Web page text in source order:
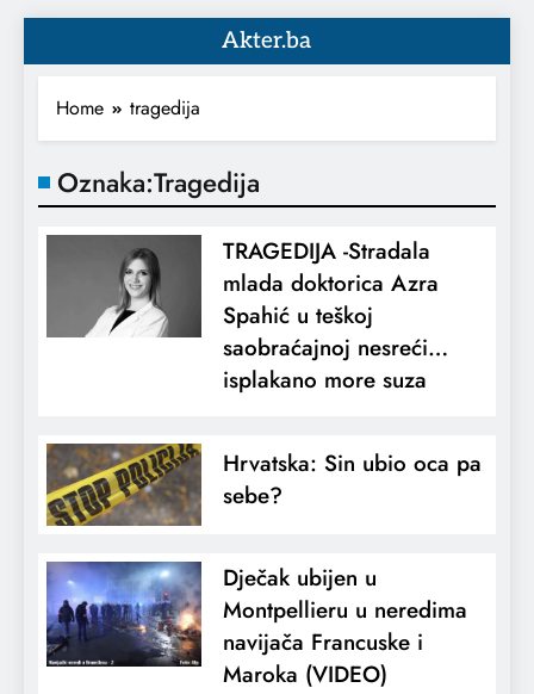
Akter.ba
Home tragedija
Oznaka:Tragedija
TRAGEDIJA -Stradala
mlada doktorica Azra
Spahić u teškoj
saobraćajnoj nesreći…
isplakano more suza
Hrvatska: Sin ubio oca pa
sebe?
Dječak ubijen u
Montpellieru u neredima
navijača Francuske i
Maroka (VIDEO)